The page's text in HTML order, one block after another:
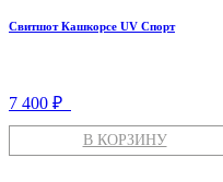
Свитшот Кашкорсе UV Спорт
7 400 ₽
В КОРЗИНУ